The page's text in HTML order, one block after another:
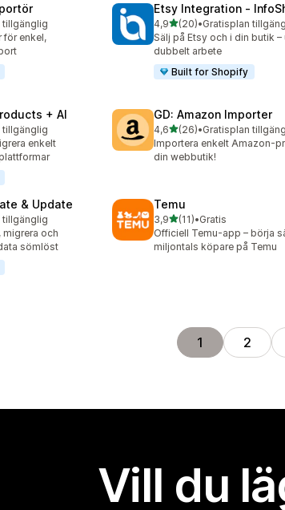
tillgänglig
för enkel,
Etsy Integration ‑
4,9av 5 stjärnor
(20)
20 recensioner totalt
•Gratisplan
Sälj på Etsy och i din butik –
dubbelt arbete
Built for Shopify
+ AI
tillgänglig
enkelt
GD: Amazon Importer
4,6av 5 stjärnor
(26)
26 recensioner totalt
•Gratisplan
Importera enkelt Amazon-
din webbutik!
& Update
tillgänglig
migrera och
sömlöst
Temu
3,9av 5 stjärnor
(11)
11 recensioner totalt
•Gratis
Officiell Temu-app – börja
miljontals köpare på Temu
1 2
Vill du